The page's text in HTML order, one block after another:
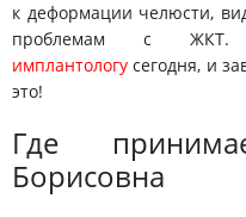
к деформации челюсти,
проблемам с
имплантологу сегодня, и
это!
Где
Борисовна